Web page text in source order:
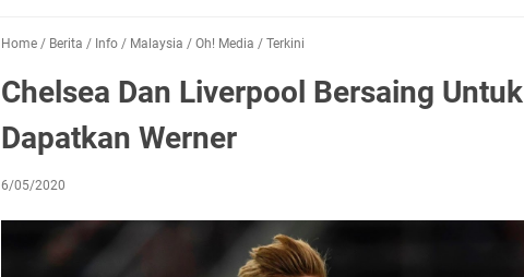
Home / Berita / Info / Malaysia / Oh! Media / Terkini
Chelsea Dan Liverpool Bersaing Untuk
Dapatkan Werner
6/05/2020